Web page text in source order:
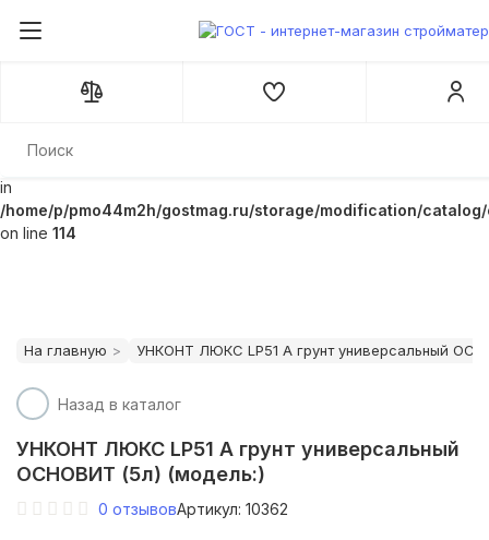
/home/p/pmo44m2h/gostmag.ru/storage/modification/
already sent by (output started at
in
/home/p/pmo44m2h/gostmag.ru/storage/modification/
on line 114
На главную УНКОНТ ЛЮКС LP51 A грунт универсальный
Назад в каталог
УНКОНТ ЛЮКС LP51 A грунт универсальный
ОСНОВИТ (5л) (модель:)
0 отзывовАртикул: 10362